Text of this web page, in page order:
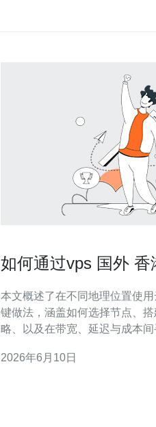
如何通过vps 国外 香
本文概述了在不同地理位置使
键做法，涵盖如何选择节点、
略、以及在带宽、延迟与成本
优先考虑使用国外或香港机房的
2026年6月10日